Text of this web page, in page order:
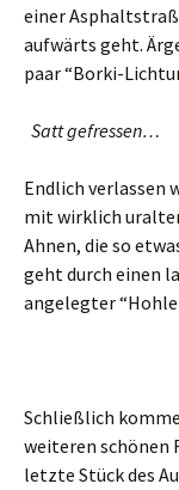
einer
aufwärts geht.
paar “Borki-
Satt gefressen…
Endlich verlassen
mit wirklich
Ahnen, die so
geht durch einen
angelegter
Schließlich
weiteren schönen
letzte Stück des